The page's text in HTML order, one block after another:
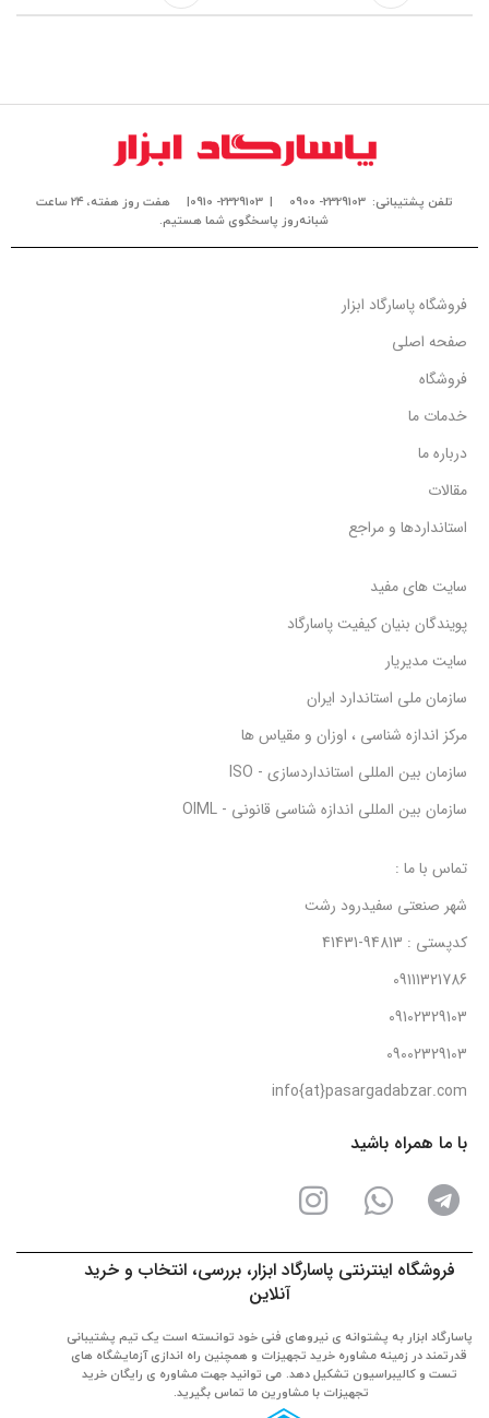
تلفن پشتیبانی: 2329103- 0900 | 2329103- 0910|
هفت روز هفته، ۲۴ ساعت
شبانه‌روز پاسخگوی شما هستیم.
فروشگاه پاسارگاد ابزار
صفحه اصلی
فروشگاه
خدمات ما
درباره ما
مقالات
استانداردها و مراجع
سایت های مفید
پویندگان بنیان کیفیت پاسارگاد
سایت مدیریار
سازمان ملی استاندارد ایران
مرکز اندازه شناسی ، اوزان و مقیاس ها
سازمان بین المللی استانداردسازی - ISO
سازمان بین المللی اندازه شناسی قانونی - OIML
تماس با ما :
شهر صنعتی سفیدرود رشت
کدپستی : 94813-41431
09111321786
09102329103
09002329103
info{at}pasargadabzar.com
با ما همراه باشید
فروشگاه اینترنتی پاسارگاد ابزار، بررسی، انتخاب و خرید
آنلاین
پاسارگاد ابزار به پشتوانه ی نیروهای فنی خود توانسته است یک تیم پشتیبانی
قدرتمند در زمینه مشاوره خرید تجهیزات و همچنین راه اندازی آزمایشگاه های
تست و کالیبراسیون تشکیل دهد. می توانید جهت مشاوره ی رایگان خرید
تجهیزات با مشاورین ما تماس بگیرید.